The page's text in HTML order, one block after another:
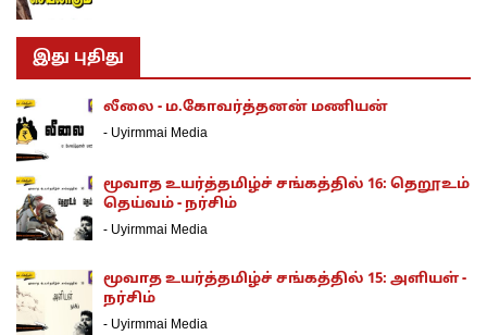
இது புதிது
லீலை - ம.கோவர்த்தனன் மணியன்
- Uyirmmai Media
மூவாத உயர்த்தமிழ்ச் சங்கத்தில் 16: தெறூஉம்
தெய்வம் - நர்சிம்
- Uyirmmai Media
மூவாத உயர்த்தமிழ்ச் சங்கத்தில் 15: அளியள் -
நர்சிம்
- Uyirmmai Media